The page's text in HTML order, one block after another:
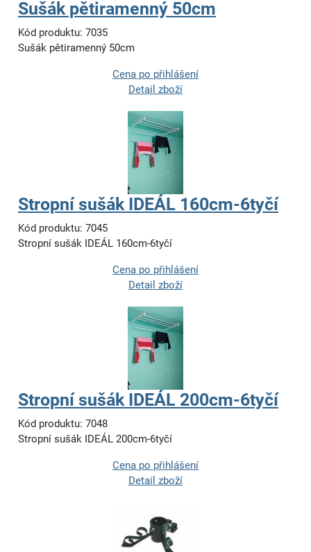
Sušák pětiramenný 50cm
Kód produktu: 7035
Sušák pětiramenný 50cm
Cena po přihlášení
Detail zboží
Stropní sušák IDEÁL 160cm-6tyčí
Kód produktu: 7045
Stropní sušák IDEÁL 160cm-6tyčí
Cena po přihlášení
Detail zboží
Stropní sušák IDEÁL 200cm-6tyčí
Kód produktu: 7048
Stropní sušák IDEÁL 200cm-6tyčí
Cena po přihlášení
Detail zboží